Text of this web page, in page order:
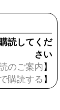
読してくだ
さい
のご案内 】
購読する 】